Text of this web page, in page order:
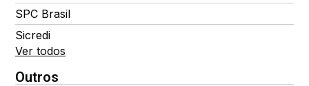
SPC Brasil
Sicredi
Ver todos
Outros